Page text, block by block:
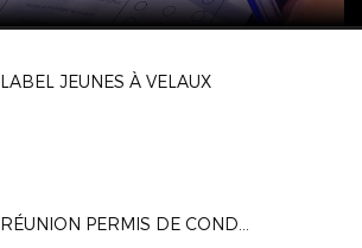
LABEL JEUNES À VELAUX
RÉUNION PERMIS DE CONDUIRE UNE EQUIPE DE JEUNES